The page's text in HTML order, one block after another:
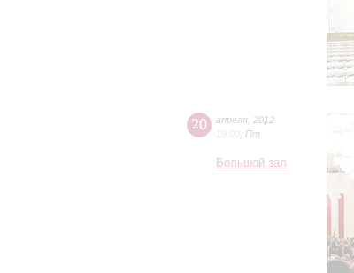
20 апреля 2012
19:00 Пт
Большой зал